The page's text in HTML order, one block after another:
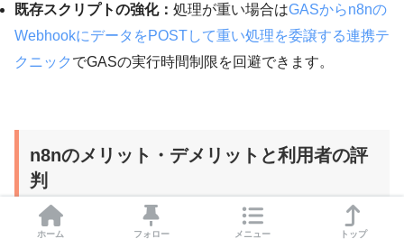
既存スクリプトの強化： 処理が重い場合はGASからn8nの
WebhookにデータをPOSTして重い処理を委譲する連携テ
クニック でGASの実行時間制限を回避できます。
n8nのメリット・デメリットと利用者の評
判
ホーム フォロー メニュー トップ